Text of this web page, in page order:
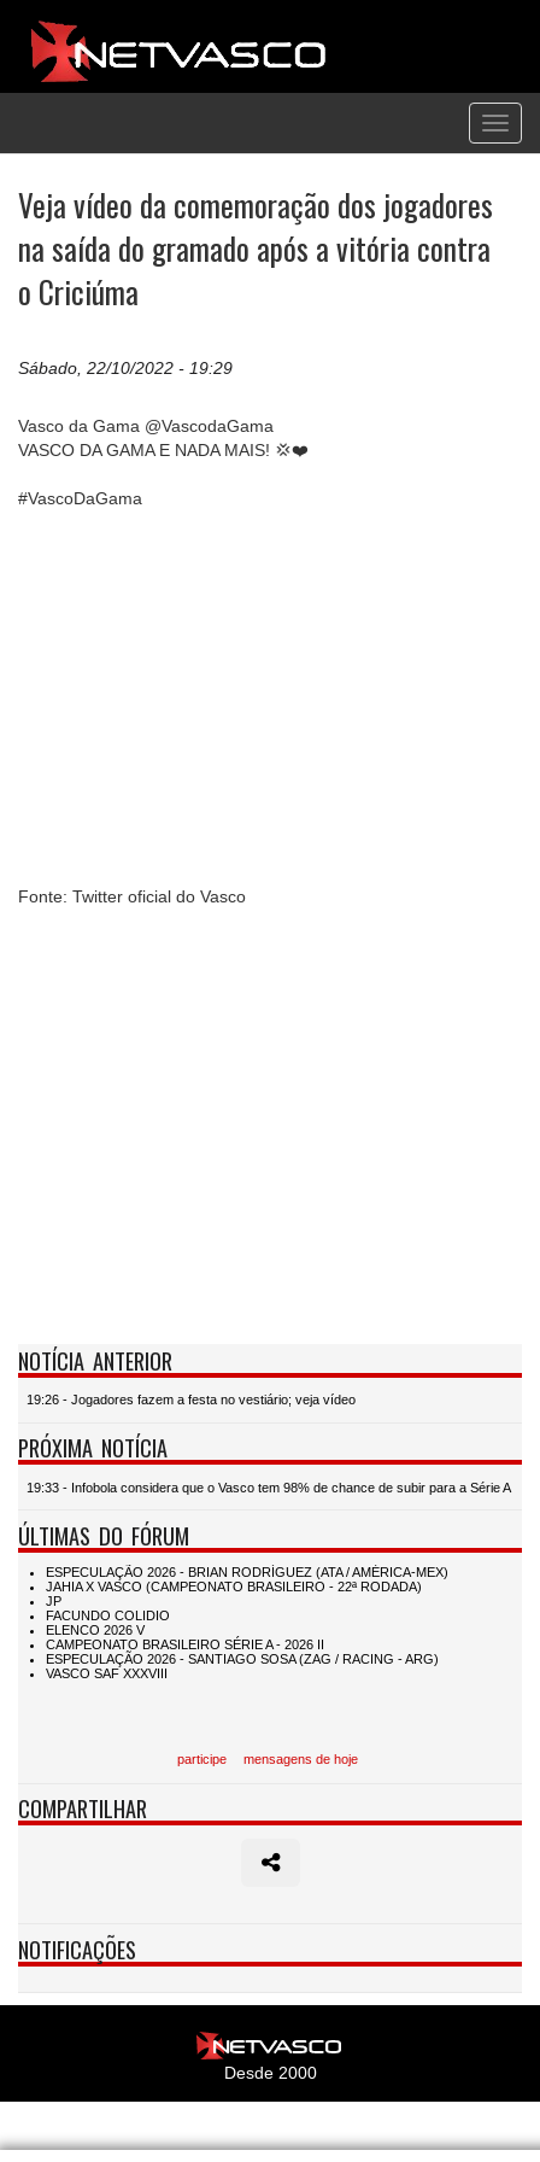
Veja vídeo da comemoração dos jogadores
na saída do gramado após a vitória contra
o Criciúma
Sábado, 22/10/2022 - 19:29
Vasco da Gama @VascodaGama
VASCO DA GAMA E NADA MAIS! 💢❤️
#VascoDaGama
Fonte: Twitter oficial do Vasco
NOTÍCIA ANTERIOR
19:26 - Jogadores fazem a festa no vestiário; veja vídeo
PRÓXIMA NOTÍCIA
19:33 - Infobola considera que o Vasco tem 98% de chance de subir para a Série A
ÚLTIMAS DO FÓRUM
participe mensagens de hoje
COMPARTILHAR
NOTIFICAÇÕES
Desde 2000